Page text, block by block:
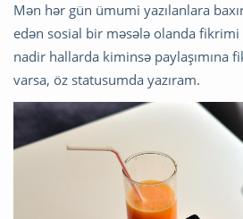
Mən hər gün ümumi yazılanlara
edən sosial bir məsələ olanda fikrimi
nadir hallarda kiminsə paylaşımına
varsa, öz statusumda yazıram.